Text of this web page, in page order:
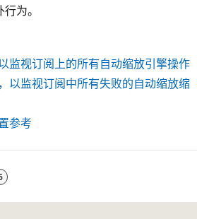
为。
监视订阅上的所有自动缩放引擎操作
以监视订阅中所有失败的自动缩放缩
参考